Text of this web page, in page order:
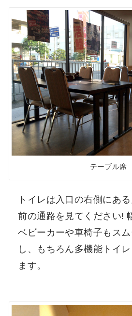
テーブル席
トイレは入口の右側にあ
前の通路を見てください!
ベビーカーや車椅子もス
し、もちろん多機能トイ
ます。